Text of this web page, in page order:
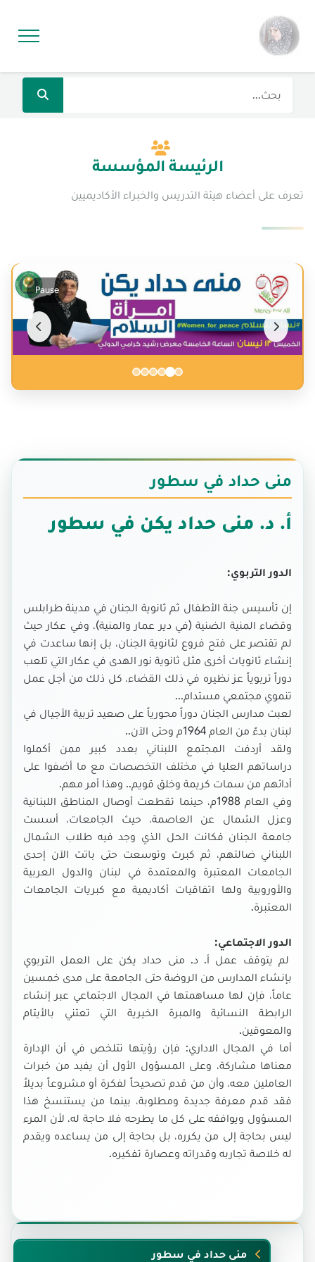
الرئيسة المؤسسة
تعرف على أعضاء هيئة التدريس والخبراء الأكاديميين
Pause
منى حداد في سطور
منى حداد في سطور
أ. د. منى حداد يكن في سطور
الدور التربوي:
إن تأسيس جنة الأطفال ثم ثانوية الجنان في مدينة طرابلس
وقضاء المنية الضنية (في دير عمار والمنية)، وفي عكار حيث
لم تقتصر على فتح فروع لثانوية الجنان، بل إنها ساعدت في
إنشاء ثانويات أخرى مثل ثانوية نور الهدى في عكار التي تلعب
دوراً تربوياً عز نظيره في ذلك القضاء، كل ذلك من أجل عمل
تنموي مجتمعي مستدام...
لعبت مدارس الجنان دوراً محورياً على صعيد تربية الأجيال في
لبنان بدءً من العام 1964م وحتى الآن..
ولقد أردفت المجتمع اللبناني بعدد كبير ممن أكملوا
دراساتهم العليا في مختلف التخصصات مع ما أضفوا على
أدائهم من سمات كريمة وخلق قويم.. وهذا أمر مهم.
وفي العام 1988م، حينما تقطعت أوصال المناطق اللبنانية
وعزل الشمال عن العاصمة، حيث الجامعات، أسست
جامعة الجنان فكانت الحل الذي وجد فيه طلاب الشمال
اللبناني ضالتهم، ثم كبرت وتوسعت حتى باتت الآن إحدى
الجامعات المعتبرة والمعتمدة في لبنان والدول العربية
والأوروبية ولها اتفاقيات أكاديمية مع كبريات الجامعات
المعتبرة.
الدور الاجتماعي:
لم يتوقف عمل أ. د. منى حداد يكن على العمل التربوي
بإنشاء المدارس من الروضة حتى الجامعة على مدى خمسين
عاماً، فإن لها مساهمتها في المجال الاجتماعي عبر إنشاء
الرابطة النسائية والمبرة الخيرية التي تعتني بالأيتام
والمعوقين.
أما في المجال الاداري: فإن رؤيتها تتلخص في أن الإدارة
معناها مشاركة، وعلى المسؤول الأول أن يفيد من خبرات
العاملين معه، وأن من قدم تصحيحاً لفكرة أو مشروعاً بديلاً
فقد قدم معرفة جديدة ومطلوبة، بينما من يستنسخ هذا
المسؤول ويوافقه على كل ما يطرحه فلا حاجة له، لأن المرء
ليس بحاجة إلى من يكرره، بل بحاجة إلى من يساعده ويقدم
له خلاصة تجاربه وقدراته وعصارة تفكيره.